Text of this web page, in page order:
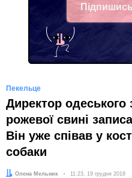
Facebook
Пекельце
Директор одеського
рожевої свині
Він уже співав у
собаки
Автор:
Олена Мельник Дата:
11:23, 19 грудня 2018